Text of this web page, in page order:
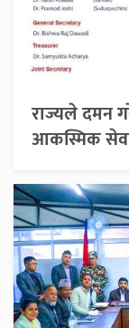
राज्यले दमन
आकस्मिक